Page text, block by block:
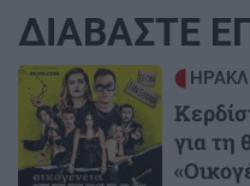
ΔΙΑΒΑΣΤΕ
Image
για τη